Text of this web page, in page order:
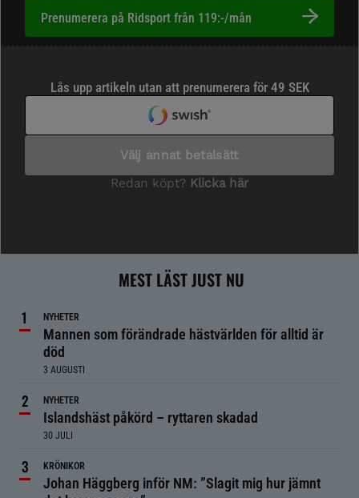
Prenumerera på Ridsport från 119:-/mån
MEST LÄST JUST NU
NYHETER
Mannen som förändrade hästvärlden för alltid är
död
3 AUGUSTI
NYHETER
Islandshäst påkörd – ryttaren skadad
30 JULI
KRÖNIKOR
Johan Häggberg inför NM: ”Slagit mig hur jämnt